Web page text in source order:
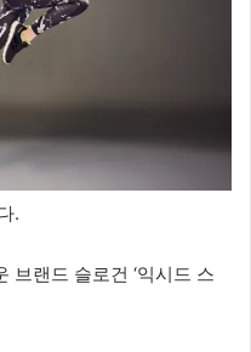
.
브랜드 슬로건 ‘익시드 스